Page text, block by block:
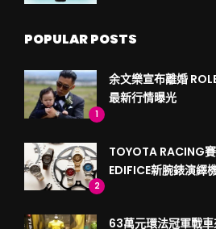
POPULAR POSTS
1
余文樂宣布離婚
最新行情曝光
2
TOYOTA RACING
EDIFICE新腕錶演繹
63萬元環法冠軍戰